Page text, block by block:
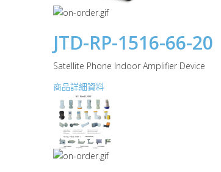
JTD-RP-1516-66-20
Satellite Phone Indoor Amplifier Device
商品詳細資料